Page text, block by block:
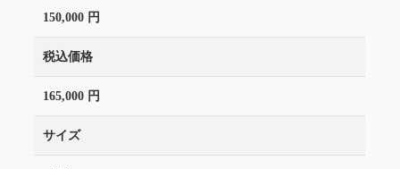
150,000 円
税込価格
165,000 円
サイズ